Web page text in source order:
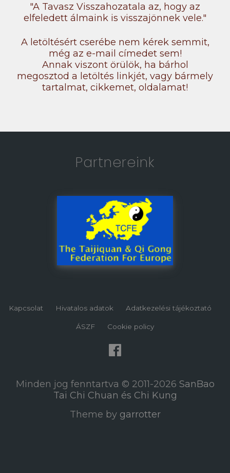
"A Tavasz Visszahozatala az, hogy az
elfeledett álmaink is visszajönnek vele."
A letöltésért cserébe nem kérek semmit,
még az e-mail címedet sem!
Annak viszont örülök, ha bárhol
megosztod a letöltés linkjét, vagy bármely
tartalmat, cikkemet, oldalamat!
Partnereink
Kapcsolat Hivatalos adatok Adatkezelési tájékoztató
ÁSZF Cookie policy
Minden jog fenntartva © 2011-2026 SanBao
Tai Chi Chuan és Chi Kung
Theme by garrotter